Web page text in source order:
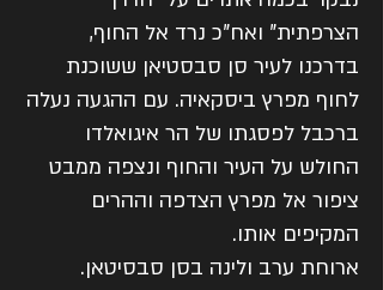
הצרפתית" ואח"כ נרד אל החוף,
בדרכנו לעיר סן סבסטיאן ששוכנת
לחוף מפרץ ביסקאיה. עם ההגעה נעלה
ברכבל לפסגתו של הר איגואלדו
החולש על העיר והחוף ונצפה ממבט
ציפור אל מפרץ הצדפה וההרים
המקיפים אותו.
ארוחת ערב ולינה בסן סבסיטאן.